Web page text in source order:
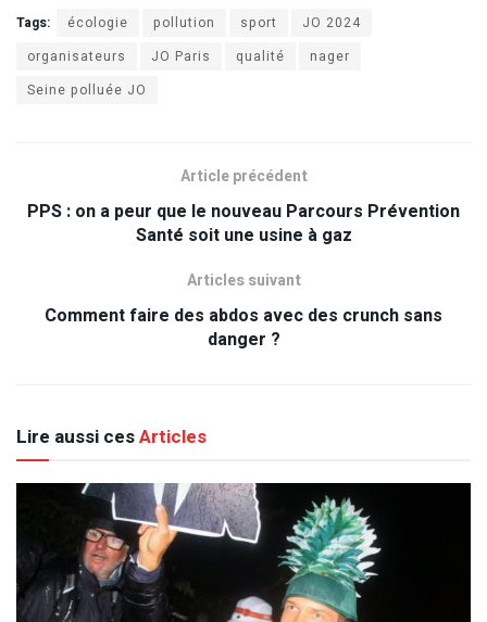
Tags: écologie pollution sport
JO 2024
organisateurs
JO Paris qualité
nager
Seine polluée JO
Article précédent
PPS : on a peur que le nouveau Parcours Prévention
Santé soit une usine à gaz
Articles suivant
Comment faire des abdos avec des crunch sans
danger ?
Lire aussi cesArticles